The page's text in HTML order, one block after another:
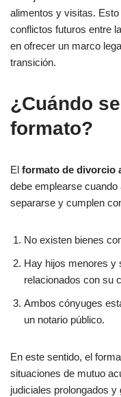
alimentos y visitas.
conflictos futuros entre
en ofrecer un marco
transición.
¿Cuándo
formato?
El formato de divorcio
debe emplearse
separarse y cumplen
No existen bienes
Hay hijos menores y
relacionados con su
Ambos cónyuges
un notario público.
En este sentido, el
situaciones de mutuo
judiciales prolongados